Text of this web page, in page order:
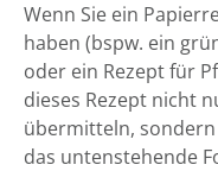
Wenn Sie ein
haben (bspw. ein
oder ein Rezept für
dieses Rezept nicht
übermitteln, sondern
das untenstehende